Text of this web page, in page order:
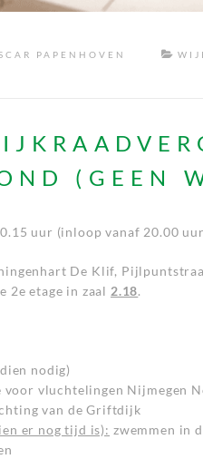
PAPENHOVEN
(GEEN
uur (inloop vanaf 20.00
De Klif,
2e etage in zaal 2.18.
nodig)
vluchtelingen Nijmegen
van de Griftdijk
er nog tijd is): zwemmen in